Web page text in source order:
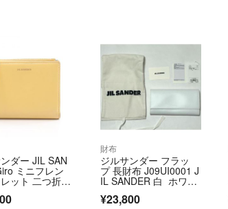
ダー JIL SAN
ミニフレン
ット 二つ折り
レザー レデ
エロー系 J07
財布
ジルサンダー フラッ
プ 長財布 J09UI0001 J
IL SANDER 白 ホワイ
¥23,800